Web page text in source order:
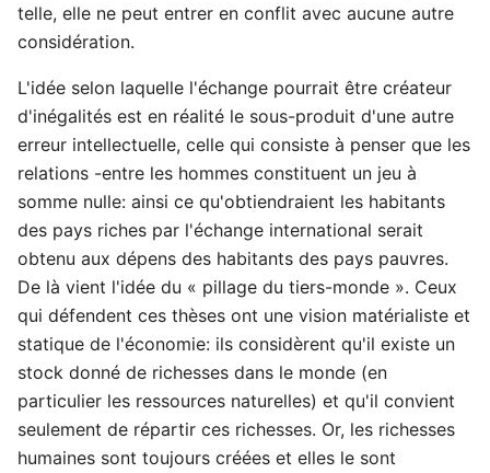
telle, elle ne peut entrer en conflit avec aucune autre
considération.
L'idée selon laquelle l'échange pourrait être créateur
d'inégalités est en réalité le sous-produit d'une autre
erreur intellectuelle, celle qui consiste à penser que les
relations -entre les hommes constituent un jeu à
somme nulle: ainsi ce qu'obtiendraient les habitants
des pays riches par l'échange international serait
obtenu aux dépens des habitants des pays pauvres.
De là vient l'idée du « pillage du tiers-monde ». Ceux
qui défendent ces thèses ont une vision matérialiste et
statique de l'économie: ils considèrent qu'il existe un
stock donné de richesses dans le monde (en
particulier les ressources naturelles) et qu'il convient
seulement de répartir ces richesses. Or, les richesses
humaines sont toujours créées et elles le sont